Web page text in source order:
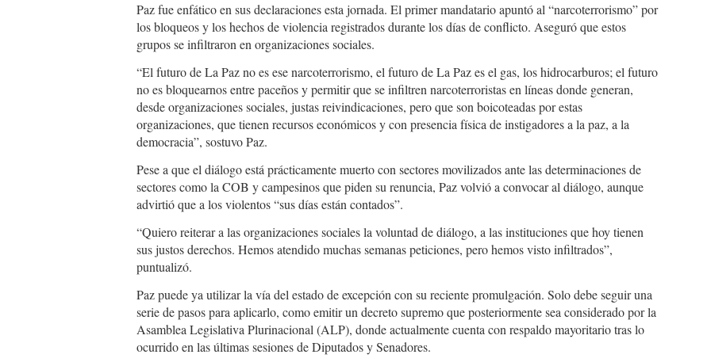
Paz fue enfático en sus declaraciones esta jornada. El primer mandatario apuntó al “narcoterrorismo” por
los bloqueos y los hechos de violencia registrados durante los días de conflicto. Aseguró que estos
grupos se infiltraron en organizaciones sociales.
“El futuro de La Paz no es ese narcoterrorismo, el futuro de La Paz es el gas, los hidrocarburos; el futuro
no es bloquearnos entre paceños y permitir que se infiltren narcoterroristas en líneas donde generan,
desde organizaciones sociales, justas reivindicaciones, pero que son boicoteadas por estas
organizaciones, que tienen recursos económicos y con presencia física de instigadores a la paz, a la
democracia”, sostuvo Paz.
Pese a que el diálogo está prácticamente muerto con sectores movilizados ante las determinaciones de
sectores como la COB y campesinos que piden su renuncia, Paz volvió a convocar al diálogo, aunque
advirtió que a los violentos “sus días están contados”.
“Quiero reiterar a las organizaciones sociales la voluntad de diálogo, a las instituciones que hoy tienen
sus justos derechos. Hemos atendido muchas semanas peticiones, pero hemos visto infiltrados”,
puntualizó.
Paz puede ya utilizar la vía del estado de excepción con su reciente promulgación. Solo debe seguir una
serie de pasos para aplicarlo, como emitir un decreto supremo que posteriormente sea considerado por la
Asamblea Legislativa Plurinacional (ALP), donde actualmente cuenta con respaldo mayoritario tras lo
ocurrido en las últimas sesiones de Diputados y Senadores.